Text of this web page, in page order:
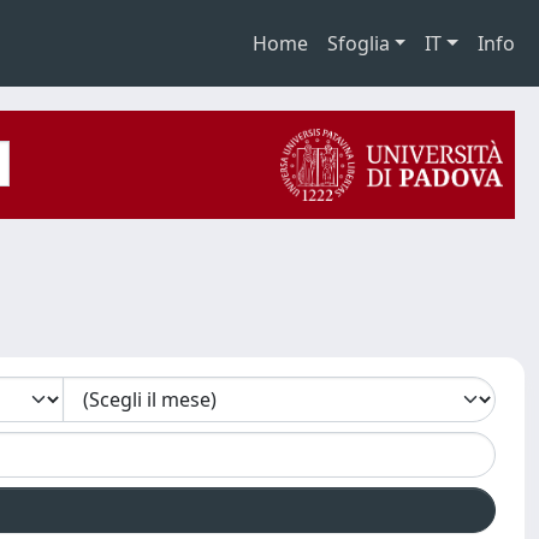
Home Sfoglia IT Info